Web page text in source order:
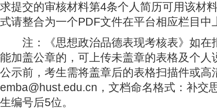
求提交的审核材料第4条个人简历可用该材
式请整合为一个PDF文件在平台相应栏目中
注：《思想政治品德表现考核表》如在
能加盖公章的，可上传未盖章的表格及个人
公示前，考生需将盖章后的表格扫描件或高
emba@hust.edu.cn，文档命名格式：补交
生编号后5位。